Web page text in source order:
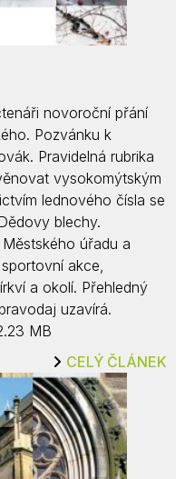
novoroční přání
Pozvánku k
Pravidelná rubrika
vysokomýtským
lednového čísla se
blechy.
úřadu a
akce,
a okolí. Přehledný
uzavírá.
MB
CELÝ ČLÁNEK